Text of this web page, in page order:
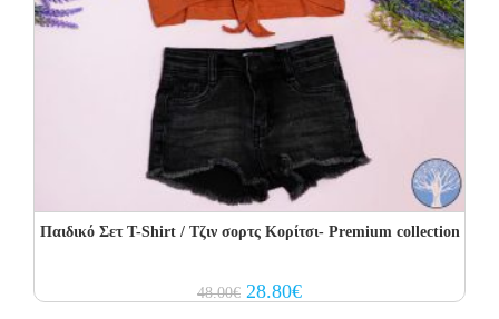
Παιδικό Σετ T-Shirt / Τζιν σορτς Κορίτσι- Premium collection
48.00€ Original
price
28.80€Current
price